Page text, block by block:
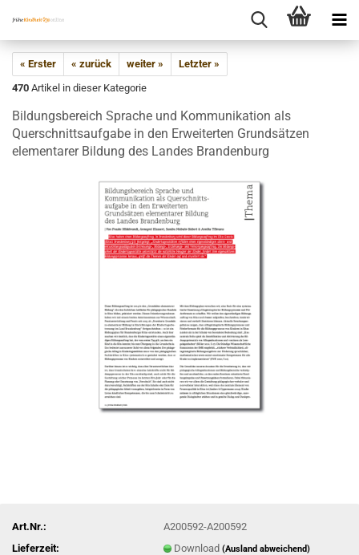
« Erster « zurück weiter »
Letzter »
470 Artikel in dieser Kategorie
Bildungsbereich Sprache und Kommunikation als
Querschnittsaufgabe in den Erweiterten Grundsätzen
elementarer Bildung des Landes Brandenburg
Art.Nr.:
A200592-A200592
Lieferzeit:
Download(Ausland abweichend)